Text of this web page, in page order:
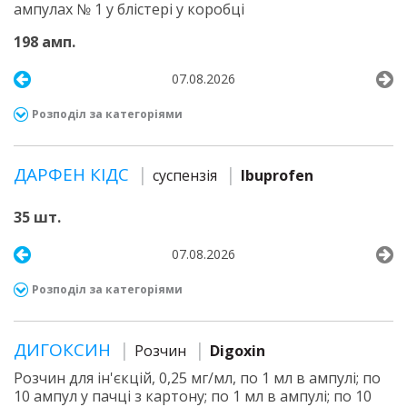
ампулах № 1 у блістері у коробці
198 амп.
07.08.2026
Розподіл за категоріями
ДАРФЕН КІДС суспензія Ibuprofen
35 шт.
07.08.2026
Розподіл за категоріями
ДИГОКСИН Розчин
Digoxin
Розчин для ін'єкцій, 0,25 мг/мл, по 1 мл в ампулі; по
10 ампул у пачці з картону; по 1 мл в ампулі; по 10